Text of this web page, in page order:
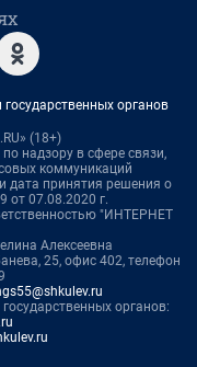
органов
(18+)
надзору в сфере связи,
коммуникаций
дата принятия решения о
от 07.08.2020 г.
"ИНТЕРНЕТ
Алексеевна
25, офис 402, телефон
органов: